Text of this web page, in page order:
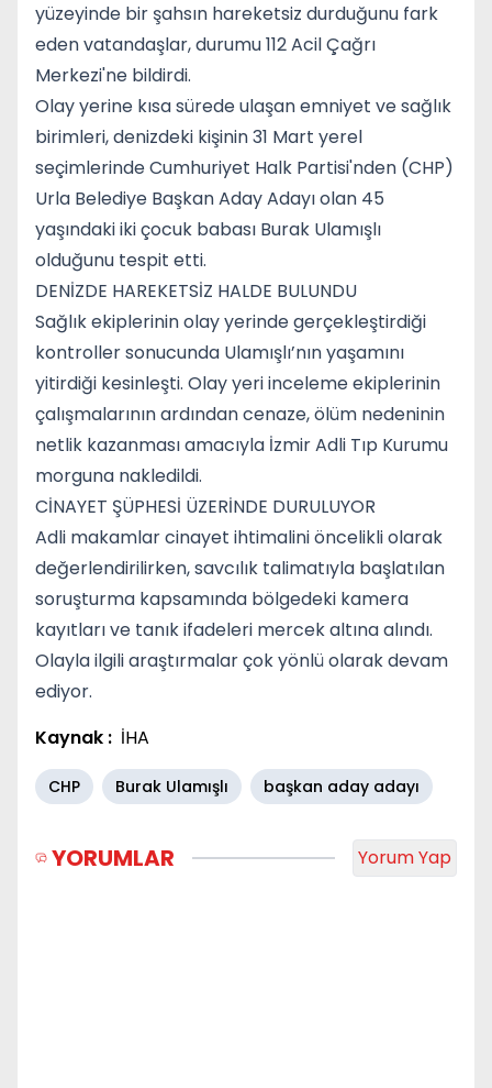
yüzeyinde bir şahsın hareketsiz durduğunu fark
eden vatandaşlar, durumu 112 Acil Çağrı
Merkezi'ne bildirdi.
Olay yerine kısa sürede ulaşan emniyet ve sağlık
birimleri, denizdeki kişinin 31 Mart yerel
seçimlerinde Cumhuriyet Halk Partisi'nden (CHP)
Urla Belediye Başkan Aday Adayı olan 45
yaşındaki iki çocuk babası Burak Ulamışlı
olduğunu tespit etti.
DENİZDE HAREKETSİZ HALDE BULUNDU
Sağlık ekiplerinin olay yerinde gerçekleştirdiği
kontroller sonucunda Ulamışlı’nın yaşamını
yitirdiği kesinleşti. Olay yeri inceleme ekiplerinin
çalışmalarının ardından cenaze, ölüm nedeninin
netlik kazanması amacıyla İzmir Adli Tıp Kurumu
morguna nakledildi.
CİNAYET ŞÜPHESİ ÜZERİNDE DURULUYOR
Adli makamlar cinayet ihtimalini öncelikli olarak
değerlendirilirken, savcılık talimatıyla başlatılan
soruşturma kapsamında bölgedeki kamera
kayıtları ve tanık ifadeleri mercek altına alındı.
Olayla ilgili araştırmalar çok yönlü olarak devam
ediyor.
Kaynak : İHA
CHP Burak Ulamışlı başkan aday adayı
YORUMLAR Yorum Yap